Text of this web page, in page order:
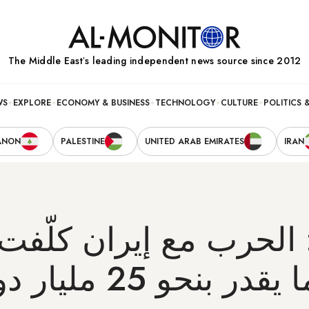
The Middle Eastʼs leading independent news source since 2012
POLITICS
CULTURE
TECHNOLOGY
ECONOMY & BUSINESS
EXPLORE
IRAN
UNITED ARAB EMIRATES
PALESTINE
الحرب مع إيران كلّفت
المتحدة ما يقدر